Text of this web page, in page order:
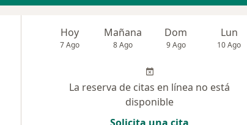
Hoy
7 Ago
Mañana
8 Ago
Dom
9 Ago
Lun
10 Ago
La reserva de citas en línea no está
disponible